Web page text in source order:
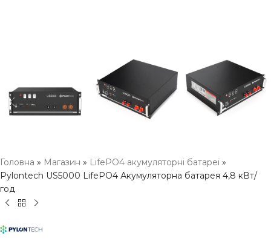
Головна » Магазин » LifePO4 акумуляторні батареї»
Pylontech US5000 LifePO4 Акумуляторна батарея 4,8 кВт/
год